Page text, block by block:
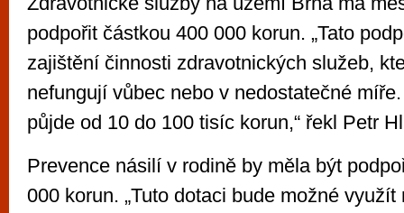
podpořit částkou 400 000 korun. „Tato
zajištění činnosti zdravotnických služeb,
nefungují vůbec nebo v nedostatečné
půjde od 10 do 100 tisíc korun,“ řekl Petr
Prevence násilí v rodině by měla být
000 korun. „Tuto dotaci bude možné